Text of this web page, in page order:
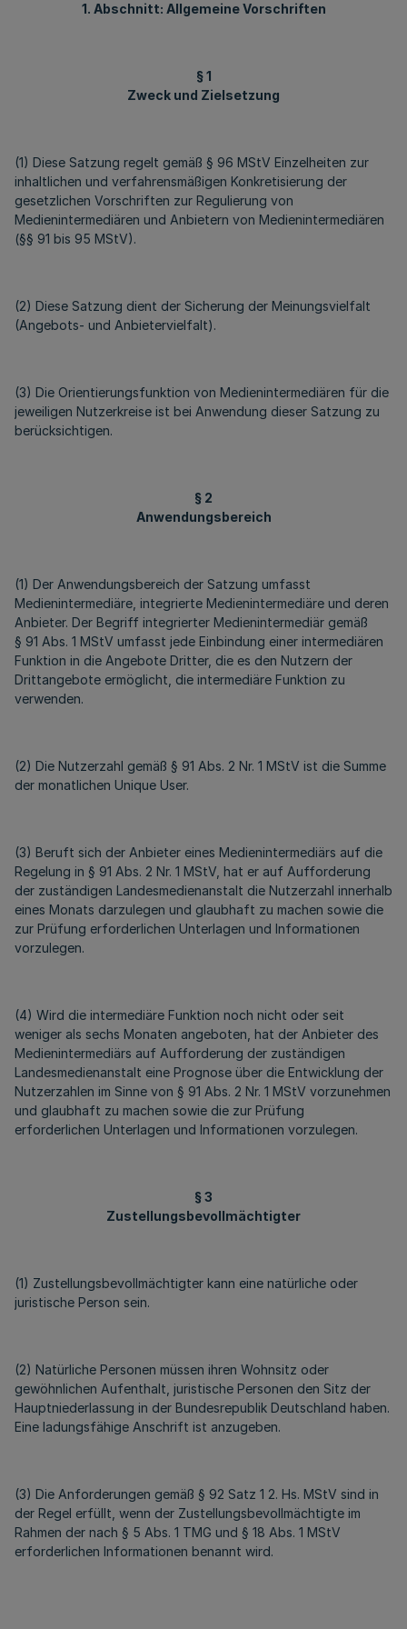
1. Abschnitt: Allgemeine Vorschriften
§ 1
Zweck und Zielsetzung
(1) Diese Satzung regelt gemäß § 96 MStV Einzelheiten zur
inhaltlichen und verfahrensmäßigen Konkretisierung der
gesetzlichen Vorschriften zur Regulierung von
Medienintermediären und Anbietern von Medienintermediären
(§§ 91 bis 95 MStV).
(2) Diese Satzung dient der Sicherung der Meinungsvielfalt
(Angebots- und Anbietervielfalt).
(3) Die Orientierungsfunktion von Medienintermediären für die
jeweiligen Nutzerkreise ist bei Anwendung dieser Satzung zu
berücksichtigen.
§ 2
Anwendungsbereich
(1) Der Anwendungsbereich der Satzung umfasst
Medienintermediäre, integrierte Medienintermediäre und deren
Anbieter. Der Begriff integrierter Medienintermediär gemäß
§ 91 Abs. 1 MStV umfasst jede Einbindung einer intermediären
Funktion in die Angebote Dritter, die es den Nutzern der
Drittangebote ermöglicht, die intermediäre Funktion zu
verwenden.
(2) Die Nutzerzahl gemäß § 91 Abs. 2 Nr. 1 MStV ist die Summe
der monatlichen Unique User.
(3) Beruft sich der Anbieter eines Medienintermediärs auf die
Regelung in § 91 Abs. 2 Nr. 1 MStV, hat er auf Aufforderung
der zuständigen Landesmedienanstalt die Nutzerzahl innerhalb
eines Monats darzulegen und glaubhaft zu machen sowie die
zur Prüfung erforderlichen Unterlagen und Informationen
vorzulegen.
(4) Wird die intermediäre Funktion noch nicht oder seit
weniger als sechs Monaten angeboten, hat der Anbieter des
Medienintermediärs auf Aufforderung der zuständigen
Landesmedienanstalt eine Prognose über die Entwicklung der
Nutzerzahlen im Sinne von § 91 Abs. 2 Nr. 1 MStV vorzunehmen
und glaubhaft zu machen sowie die zur Prüfung
erforderlichen Unterlagen und Informationen vorzulegen.
§ 3
Zustellungsbevollmächtigter
(1) Zustellungsbevollmächtigter kann eine natürliche oder
juristische Person sein.
(2) Natürliche Personen müssen ihren Wohnsitz oder
gewöhnlichen Aufenthalt, juristische Personen den Sitz der
Hauptniederlassung in der Bundesrepublik Deutschland haben.
Eine ladungsfähige Anschrift ist anzugeben.
(3) Die Anforderungen gemäß § 92 Satz 1 2. Hs. MStV sind in
der Regel erfüllt, wenn der Zustellungsbevollmächtigte im
Rahmen der nach § 5 Abs. 1 TMG und § 18 Abs. 1 MStV
erforderlichen Informationen benannt wird.